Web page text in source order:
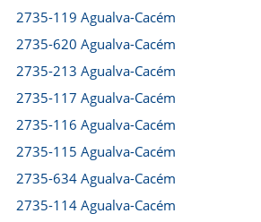
2735-119 Agualva-Cacém
2735-620 Agualva-Cacém
2735-213 Agualva-Cacém
2735-117 Agualva-Cacém
2735-116 Agualva-Cacém
2735-115 Agualva-Cacém
2735-634 Agualva-Cacém
2735-114 Agualva-Cacém